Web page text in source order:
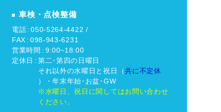
車検・点検整備
電話 050-5264-4422 /
FAX
098-943-6231
営業時間
9:00~18:00
定休日
第二･第四の日曜日
それ以外の水曜日と祝日（共に不定休
）・年末年始･お盆･GW
※水曜日、祝日に関してはお問い合わせ
ください。